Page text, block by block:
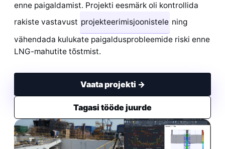
enne paigaldamist. Projekti eesmärk oli kontrollida
rakiste vastavust projekteerimisjoonistele ning
vähendada kulukate paigaldusprobleemide riski enne
LNG-mahutite tõstmist.
Vaata projekti →
Tagasi tööde juurde